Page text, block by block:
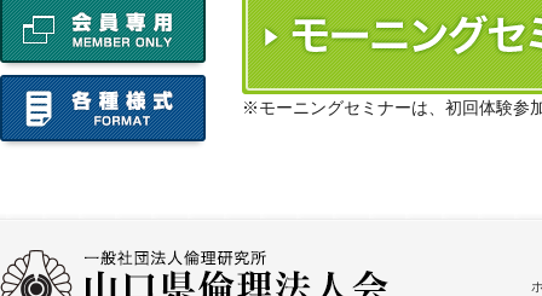
※モーニングセミナーは、初回体験参